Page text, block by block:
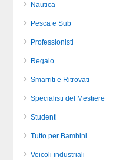
Nautica
Pesca e Sub
Professionisti
Regalo
Smarriti e Ritrovati
Specialisti del Mestiere
Studenti
Tutto per Bambini
Veicoli industriali